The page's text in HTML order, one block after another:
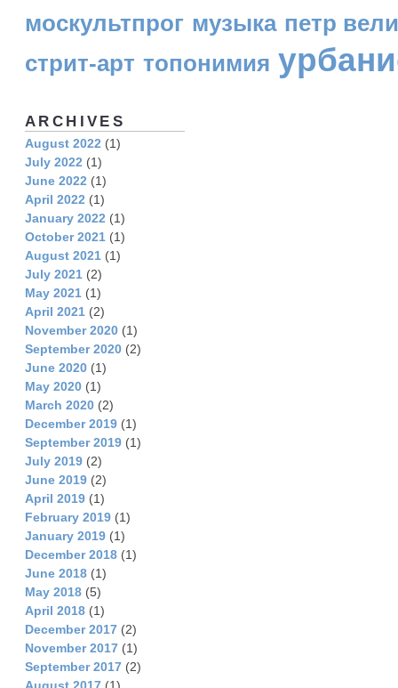
москультпрог музыка петр
стрит-арт топонимия
ARCHIVES
August 2022 (1)
July 2022 (1)
June 2022 (1)
April 2022 (1)
January 2022 (1)
October 2021 (1)
August 2021 (1)
July 2021 (2)
May 2021 (1)
April 2021 (2)
November 2020 (1)
September 2020 (2)
June 2020 (1)
May 2020 (1)
March 2020 (2)
December 2019 (1)
September 2019 (1)
July 2019 (2)
June 2019 (2)
April 2019 (1)
February 2019 (1)
January 2019 (1)
December 2018 (1)
June 2018 (1)
May 2018 (5)
April 2018 (1)
December 2017 (2)
November 2017 (1)
September 2017 (2)